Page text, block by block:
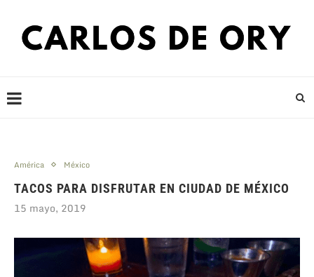
América México
TACOS PARA DISFRUTAR EN CIUDAD DE MÉXICO
15 mayo, 2019